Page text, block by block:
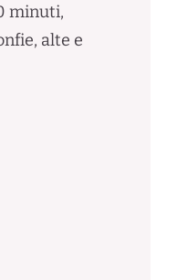
minuti,
alte e